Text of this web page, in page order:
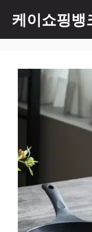
content
케이쇼핑뱅